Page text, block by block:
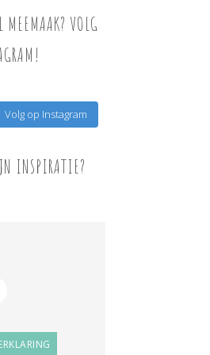
VOLG
Volg op Instagram
INSPIRATIE?